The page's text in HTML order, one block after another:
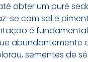
obter um puré
se com sal e
é
abundantemente
sementes de